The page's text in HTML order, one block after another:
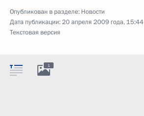
Опубликован в разделе: Новости
Дата публикации:20 апреля 2009 года, 15:44
Текстовая версия
1